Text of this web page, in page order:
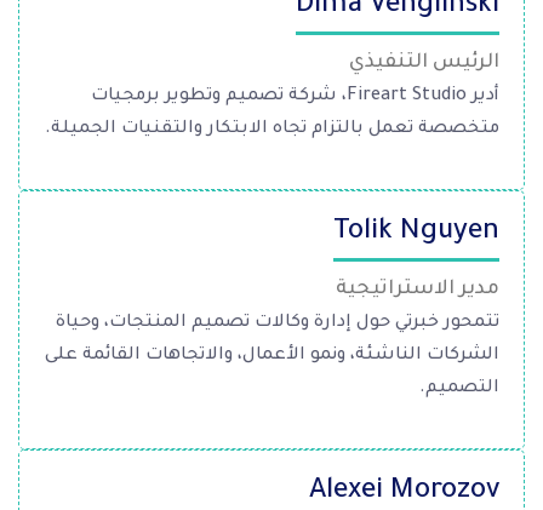
Dima Venglinski
الرئيس التنفيذي
أدير Fireart Studio، شركة تصميم وتطوير برمجيات
متخصصة تعمل بالتزام تجاه الابتكار والتقنيات الجميلة.
Tolik Nguyen
مدير الاستراتيجية
تتمحور خبرتي حول إدارة وكالات تصميم المنتجات، وحياة
الشركات الناشئة، ونمو الأعمال، والاتجاهات القائمة على
التصميم.
Alexei Morozov